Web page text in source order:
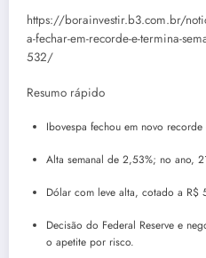
https://borainvestir.b3.com.br/
a-fechar-em-recorde-e-termina-
532/
Resumo rápido
Ibovespa fechou em novo recorde
Alta semanal de 2,53%; no ano,
Dólar com leve alta, cotado a R$
Decisão do Federal Reserve e
o apetite por risco.